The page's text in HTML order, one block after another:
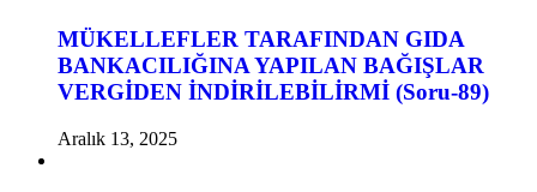
MÜKELLEFLER TARAFINDAN GIDA
BANKACILIĞINA YAPILAN BAĞIŞLAR
VERGİDEN İNDİRİLEBİLİRMİ (Soru-89)
Aralık 13, 2025